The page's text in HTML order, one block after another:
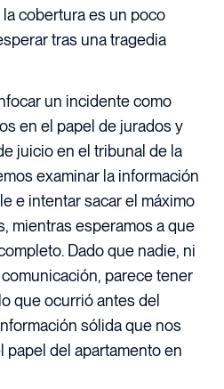
cobertura es un poco
tras una tragedia
un incidente como
en el papel de jurados y
juicio en el tribunal de la
examinar la información
e intentar sacar el máximo
mientras esperamos a que
Dado que nadie, ni
parece tener
que ocurrió antes del
sólida que nos
del apartamento en